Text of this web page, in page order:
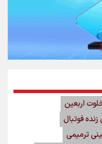
اربعین
فوتبال
ترمیمی